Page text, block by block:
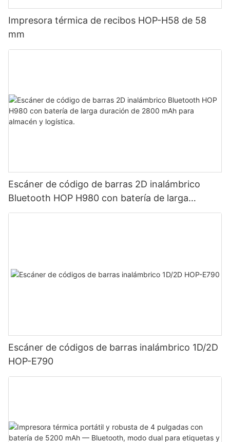
Impresora térmica de recibos HOP-H58 de 58
mm
Escáner de código de barras 2D inalámbrico
Bluetooth HOP H980 con batería de larga
duración de 2800 mAh para almacén y logística.
Escáner de códigos de barras inalámbrico 1D/2D
HOP-E790